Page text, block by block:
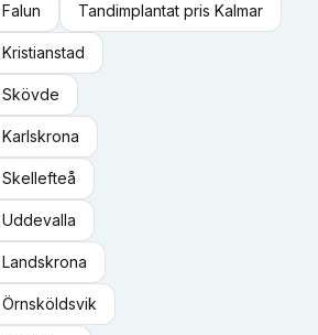
Falun Tandimplantat pris Kalmar
Kristianstad
Skövde
Karlskrona
Skellefteå
Uddevalla
Landskrona
Örnsköldsvik